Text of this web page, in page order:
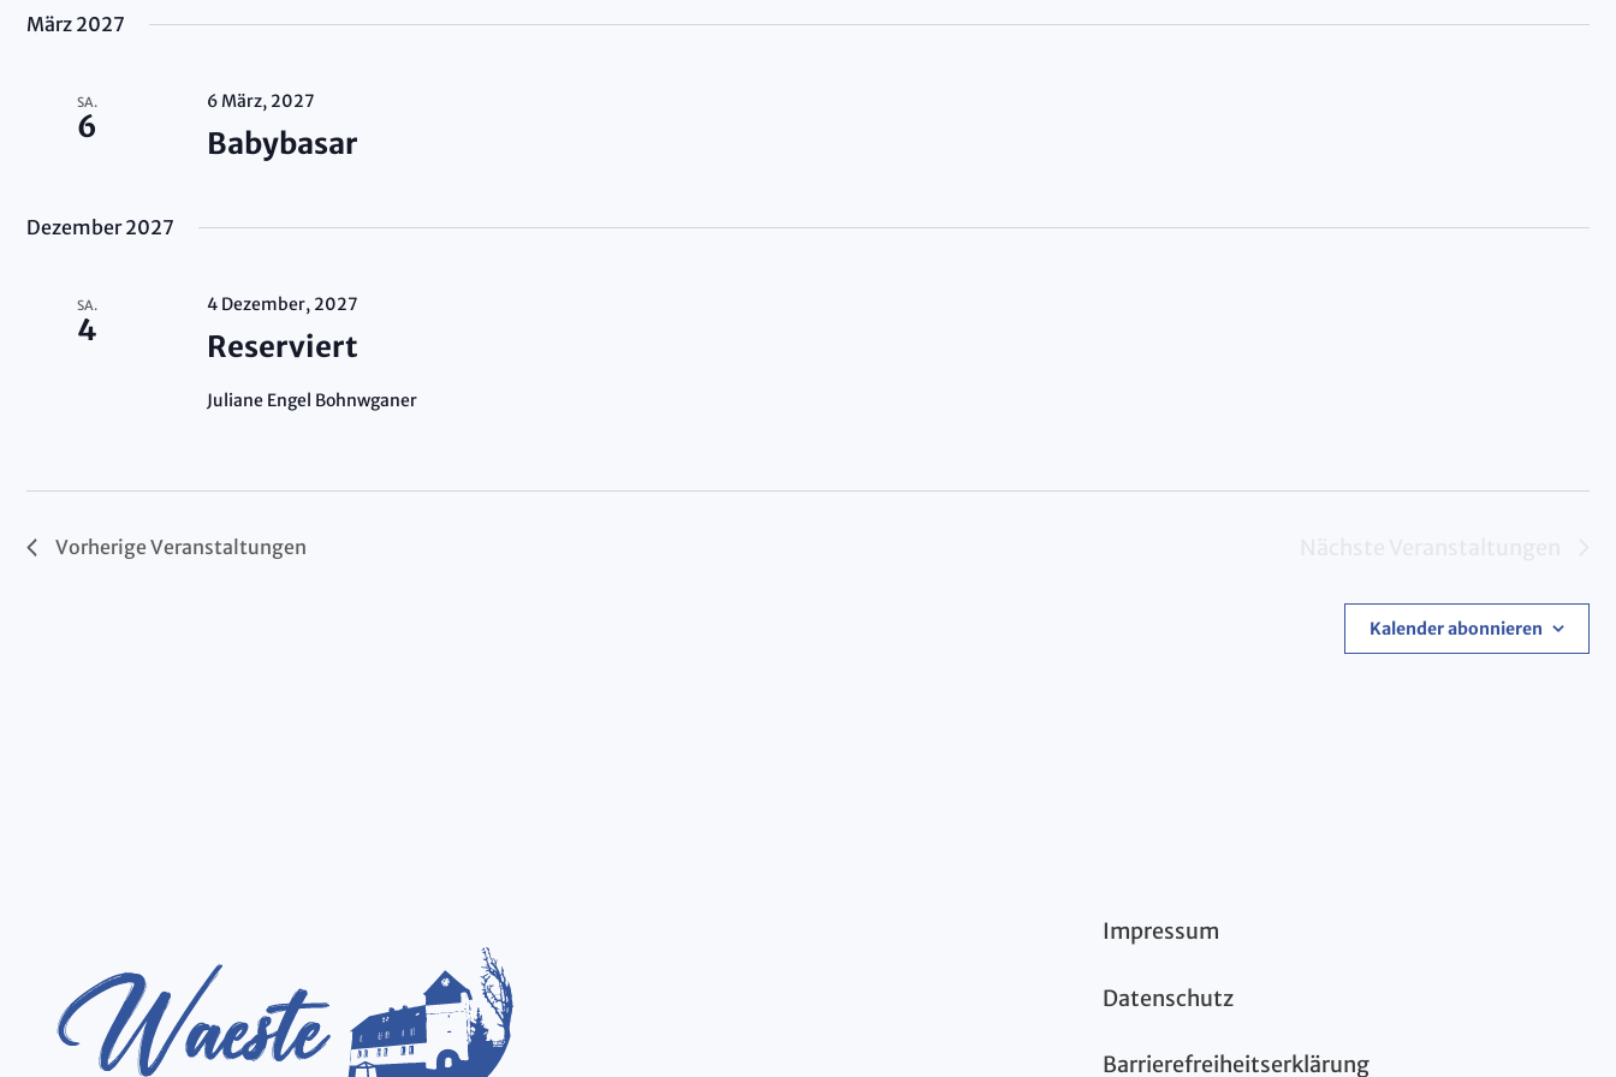
März 2027
SA.
6
6 März, 2027
Babybasar
Dezember 2027
SA.
4
4 Dezember, 2027
Reserviert
Juliane Engel Bohnwganer
Vorherige Veranstaltungen
Kalender abonnieren
Impressum
Datenschutz
Barrierefreiheitserklärung